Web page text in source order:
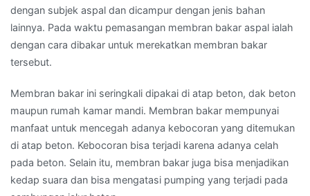
dengan subjek aspal dan dicampur dengan jenis bahan
lainnya. Pada waktu pemasangan membran bakar aspal ialah
dengan cara dibakar untuk merekatkan membran bakar
tersebut.
Membran bakar ini seringkali dipakai di atap beton, dak beton
maupun rumah kamar mandi. Membran bakar mempunyai
manfaat untuk mencegah adanya kebocoran yang ditemukan
di atap beton. Kebocoran bisa terjadi karena adanya celah
pada beton. Selain itu, membran bakar juga bisa menjadikan
kedap suara dan bisa mengatasi pumping yang terjadi pada